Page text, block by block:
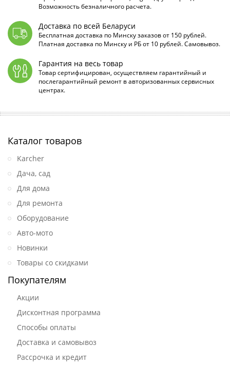
Возможность безналичного расчета.
Доставка по всей Беларуси
Бесплатная доставка по Минску заказов от 150 рублей.
Платная доставка по Минску и РБ от 10 рублей. Самовывоз.
Гарантия на весь товар
Товар сертифицирован, осуществляем гарантийный и
послегарантийный ремонт в авторизованных сервисных
центрах.
Каталог товаров
Karcher
Дача, сад
Для дома
Для ремонта
Оборудование
Авто-мото
Новинки
Товары со скидками
Покупателям
Акции
Дисконтная программа
Способы оплаты
Доставка и самовывоз
Рассрочка и кредит